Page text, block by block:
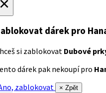
dárek pro
si zablokovat Dubové
dárek pak nekoupí pro
zablokovat
× Zpět